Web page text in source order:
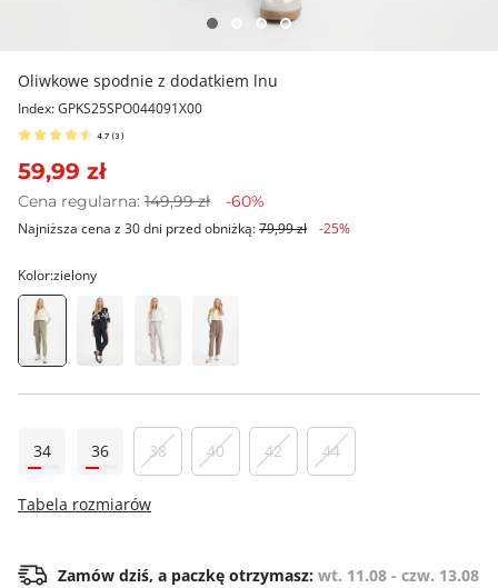
Oliwkowe spodnie z dodatkiem lnu
Index: GPKS25SPO044091X00
4.7 (3 )
59,99 zł
Cena regularna: 149,99 zł -60%
Najniższa cena z 30 dni przed obniżką:79,99 zł -25%
Kolor:zielony
34 36 38 40 42 44
Tabela rozmiarów
Zamów dziś, a paczkę otrzymasz: wt. 11.08 - czw. 13.08